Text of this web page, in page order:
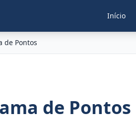
Início
de Pontos
de Pontos